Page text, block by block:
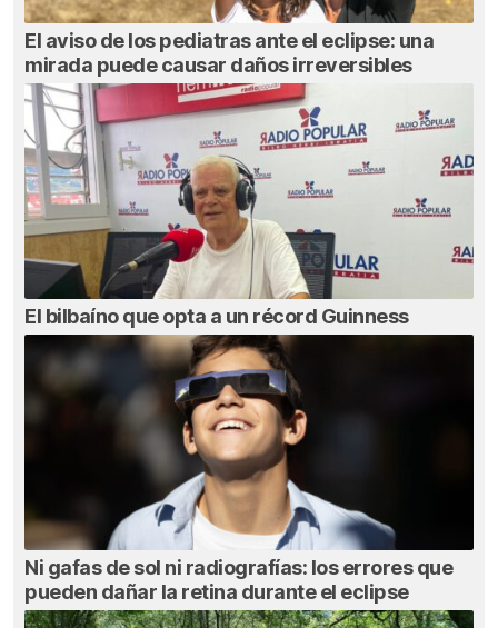
El aviso de los pediatras ante el eclipse: una
mirada puede causar daños irreversibles
El bilbaíno que opta a un récord Guinness
Ni gafas de sol ni radiografías: los errores que
pueden dañar la retina durante el eclipse